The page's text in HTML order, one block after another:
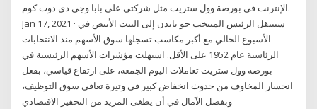
الإنترنت في بورصة وول ستريت مثل شركتي على بابا وجي دي دوت كوم.
Jan 17, 2021 · سينتقل الرئيس المنتخب جو بايدن إلى البيت الأبيض في
الأسبوع الحالي مع أكبر مكاسب تسجلها سوق الأسهم منذ الانتخابات
الرئاسية عام 1952 على الأقل. استهلت مؤشرات الأسهم الرئيسية في
بورصة وول ستريت تعاملات اليوم الجمعة، ‏على ارتفاع قياسي، بفعل
انحسار المخاوف من حدوث انخفاض كبير في وتيرة ‏تعافي سوق التوظيف،
وبفضل الآمال في أن يطغى المزيد من التحفيز الاقتصادي